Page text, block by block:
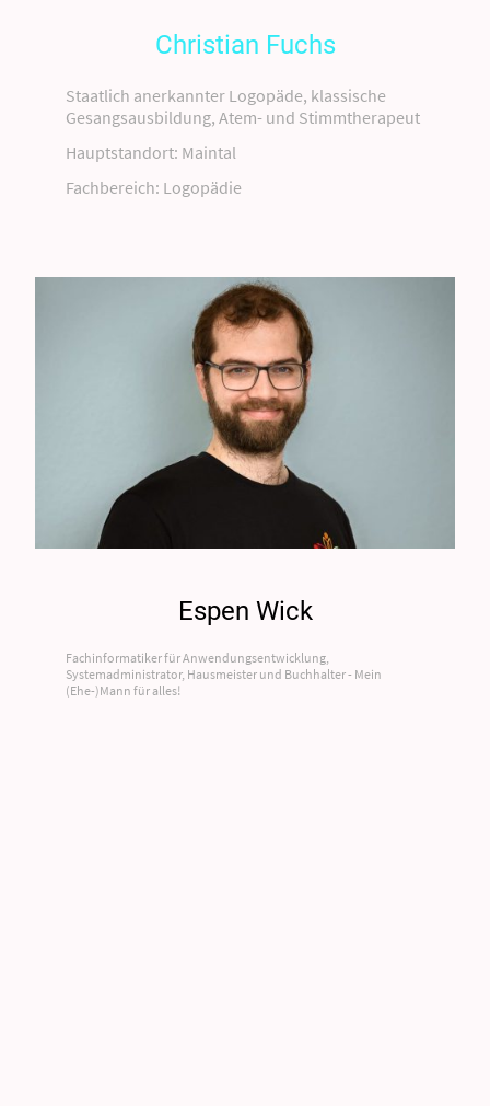
Christian Fuchs
Staatlich anerkannter Logopäde, klassische
Gesangsausbildung, Atem- und Stimmtherapeut
Hauptstandort: Maintal
Fachbereich: Logopädie
Espen Wick
Fachinformatiker für Anwendungsentwicklung,
Systemadministrator, Hausmeister und Buchhalter - Mein
(Ehe-)Mann für alles!